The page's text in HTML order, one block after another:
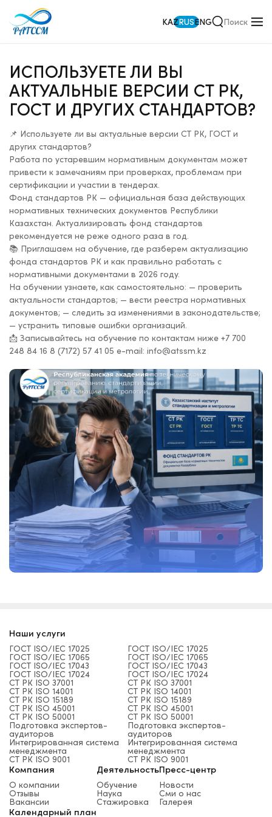
KAZRUSENG
ИСПОЛЬЗУЕТЕ ЛИ ВЫ
АКТУАЛЬНЫЕ ВЕРСИИ СТ РК,
ГОСТ И ДРУГИХ СТАНДАРТОВ?
📌 Используете ли вы актуальные версии СТ РК, ГОСТ и
других стандартов?
Работа по устаревшим нормативным документам может
привести к замечаниям при проверках, проблемам при
сертификации и участии в тендерах.
Фонд стандартов РК — официальная база действующих
нормативных технических документов Республики
Казахстан. Актуализировать фонд стандартов
рекомендуется не реже одного раза в год.
📚 Приглашаем на обучение, где разберем актуализацию
фонда стандартов РК и как правильно работать с
нормативными документами в 2026 году.
На обучении узнаете, как самостоятельно: — проверить
актуальности стандартов; — вести реестра нормативных
документов; — следить за изменениями в законодательстве;
— устранить типовые ошибки организаций.
📩 Записывайтесь на обучение по контактам ниже +7 700
248 84 16 8 (7172) 57 41 05 e-mail: info@atssm.kz
Наши услуги
ГОСТ ISO/IEC 17025
ГОСТ ISO/IEC 17065
ГОСТ ISO/IEC 17043
ГОСТ ISO/IEC 17024
СТ РК ISO 37001
СТ РК ISO 14001
СТ РК ISO 15189
СТ РК ISO 45001
СТ РК ISO 50001
Подготовка экспертов-
аудиторов
Интегрированная система
менеджмента
СТ РК ISO 9001
ГОСТ ISO/IEC 17025
ГОСТ ISO/IEC 17065
ГОСТ ISO/IEC 17043
ГОСТ ISO/IEC 17024
СТ РК ISO 37001
СТ РК ISO 14001
СТ РК ISO 15189
СТ РК ISO 45001
СТ РК ISO 50001
Подготовка экспертов-
аудиторов
Интегрированная система
менеджмента
СТ РК ISO 9001
Компания
О компании
Отзывы
Вакансии
Календарный план
Деятельность
Обучение
Наука
Стажировка
Пресс-центр
Новости
Сми о нас
Галерея